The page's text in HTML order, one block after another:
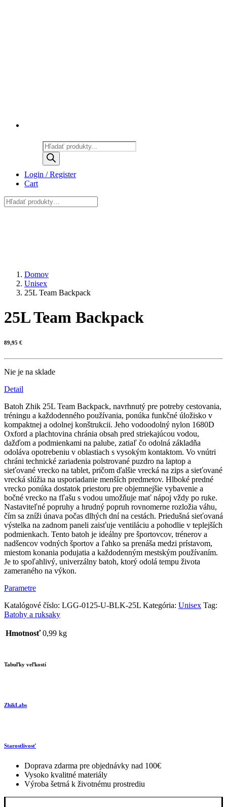
Products
search
Login / Register
Cart
Domov
Unisex
25L Team Backpack
25L Team Backpack
89,95 €
Nie je na sklade
Detail
Batoh Zhik 25L Team Backpack, navrhnutý pre potreby cestovania,
tréningu a každodenného používania, ponúka funkčné úložisko v
kompaktnej a odolnej konštrukcii. Jeho vodoodolný nylon 1680D
Oxford a plachtovina chránia obsah pred striekajúcou vodou,
dažďom a podmienkami na palube, zatiaľ čo odolná základňa
odoláva opotrebeniu v oblastiach s vysokým kontaktom. Vo vnútri
chráni technické zariadenia polstrované puzdro na laptop a
sieťované vrecko na tablet, pričom ďalšie vrecká na zips a sieťované
vrecká slúžia na usporiadanie menších predmetov. Hlboké predné
vrecko ponúka dostatok priestoru pre objemnejšie vybavenie a
bočné vrecko na fľašu s vodou umožňuje mať nápoj vždy po ruke.
Nastaviteľné popruhy a hrudný popruh rovnomerne rozložia váhu,
čím sa zníži únava počas dlhých dní na cestách. Priedušná sieťovaná
výstelka na zadnom paneli zaisťuje ventiláciu a pohodlie v teplejších
podmienkach. Tento batoh je ideálny pre športovcov, trénerov a
nadšencov vodných športov a ľahko sa prenáša medzi prístavom,
miestom konania podujatia a každodenným mestským používaním.
Je to spoľahlivý, univerzálny batoh, ktorý odolá tempu života
zameraného na výkon.
Parametre
Katalógové číslo: LGG-0125-U-BLK-25L Kategória: Unisex Tag:
Batohy a ruksaky
Hmotnosť 0,99 kg
Tabuľky veľkostí
ZhikLabs
Starostlivosť
Doprava zdarma pre objednávky nad 100€
Vysoko kvalitné materiály
Výroba šetrná k životnému prostrediu